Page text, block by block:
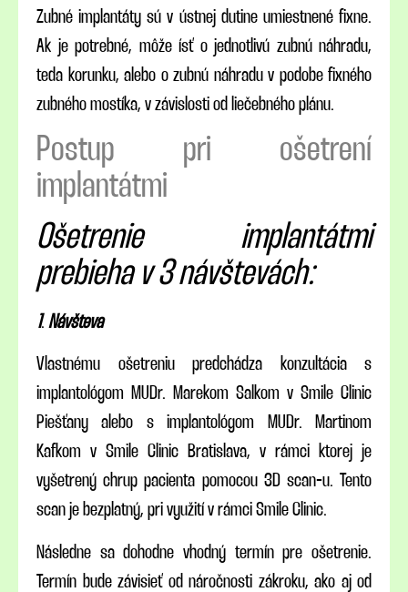
Zubné implantáty sú v ústnej dutine umiestnené fixne.
Ak je potrebné, môže ísť o jednotlivú zubnú náhradu,
teda korunku, alebo o zubnú náhradu v podobe fixného
zubného mostíka, v závislosti od liečebného plánu.
Postup pri ošetrení
implantátmi
Ošetrenie implantátmi
prebieha v 3 návštevách:
1. Návšteva
Vlastnému ošetreniu predchádza konzultácia s
implantológom MUDr. Marekom Salkom v Smile Clinic
Piešťany alebo s implantológom MUDr. Martinom
Kafkom v Smile Clinic Bratislava, v rámci ktorej je
vyšetrený chrup pacienta pomocou 3D scan-u. Tento
scan je bezplatný, pri využití v rámci Smile Clinic.
Následne sa dohodne vhodný termín pre ošetrenie.
Termín bude závisieť od náročnosti zákroku, ako aj od